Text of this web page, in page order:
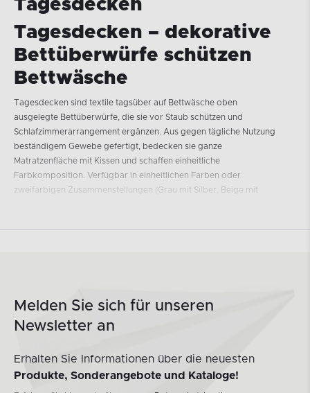
Tagesdecken
Tagesdecken – dekorative
Bettüberwürfe schützen
Bettwäsche
Tagesdecken sind textile tagsüber auf Bettwäsche oben
ausgelegte Bettüberwürfe, die sie vor Staub schützen und
Schlafzimmerarrangement ergänzen. Aus gegen tägliche Nutzung
beständigem Gewebe gefertigt, bedecken sie ganze
Matratzenfläche mit Kissen und schaffen einheitliche
Farbkomposition. Verfügbar in einheitlichen Farben oder
zweifarbigen Zusammenstellungen (Grau mit Silber, Beige mit
täglichem
Tagesdecke schützt vor allem Bettwäsche vor tagsüber auf
horizontalen Flächen sitzendem Staub und verlängert Zeit
Melden Sie sich für unseren
Newsletter an
Erhalten Sie Informationen über die neuesten
Produkte, Sonderangebote und Kataloge!